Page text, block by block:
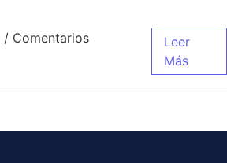
/ Comentarios
Leer
Más